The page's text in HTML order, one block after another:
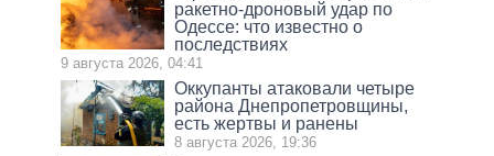
ракетно-дроновый удар по
Одессе: что известно о
последствиях
9 августа 2026, 04:41
Оккупанты атаковали четыре
района Днепропетровщины,
есть жертвы и ранены
8 августа 2026, 19:36